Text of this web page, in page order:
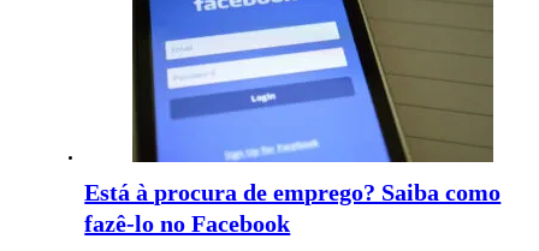
Está à procura de emprego? Saiba como
fazê-lo no Facebook